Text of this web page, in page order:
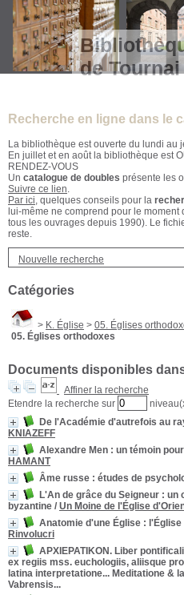
de Tournai
Recherche en ligne dans le
La bibliothèque est ouverte du lundi au
En juillet et en août la bibliothèque est
RENDEZ-VOUS
Un catalogue de doubles présente les
Suivre ce lien.
Par ici, quelques conseils pour la
lui-même ne comprend pour le
tous les ouvrages depuis 1990). Le
reste.
Nouvelle recherche
Catégories
> K. Église > 05. Églises
05. Églises orthodoxes
Documents disponibles
Affiner la recherche
Etendre la recherche sur
De l'Académie d'autrefois au
KNIAZEFF
Alexandre Men : un témoin
HAMANT
Âme russe : études de
L'An de grâce du Seigneur : un
byzantine / Un Moine de l'Église
Anatomie d'une Église :
Rinvolucri
APXIEPATIKON. Liber
ex regiis mss. euchologiis, aliisque
latina interpretatione... Meditatione &
Vabrensis...